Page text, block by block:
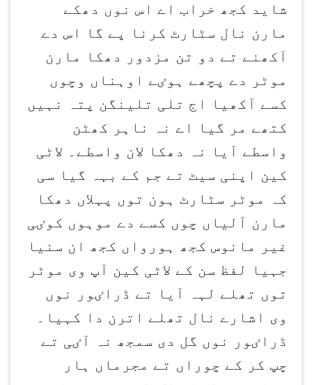
شاید کجھ خراب اے اس نوں دھکے
مارن نال سٹارٹ کرنا پے گا اس دے
آکھنے تے دو تن مزدور دھکا مارن
موٹر دے پچھے ہوٸے اوہناں وچوں
کسے آکھیا اج تلی تلینگن پتہ نہیں
کتھے مر گیا اے نہ ناہر کھٹن
واسطے آیا نہ دھکا لان واسطے۔ لاٹی
کین اپنی سیٹ تے جم کے بہہ گیا سی
کہ موٹر سٹارٹ ہون توں پہلاں دھکا
مارن آلیاں چوں کسے دے موہوں کوٸی
غیر مانوس کجھ ہورواں کجھ ان سنیا
جہیا لفظ سن کے لاٹی کین آپ وی موٹر
توں تھلے لہہ آیا تے ڈراٸور نوں
وی اشارے نال تھلے اترن دا کہیا۔
ڈراٸور نوں گل دی سمجھ نہ آٸی تے
چپ کر کے چوراں تے مجرماں ہار